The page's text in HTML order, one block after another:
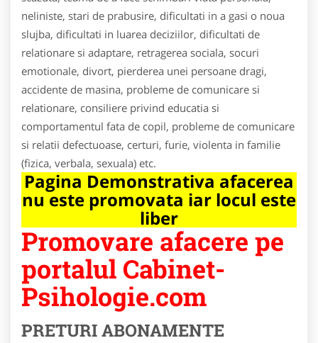
neliniste, stari de prabusire, dificultati in a gasi o noua
slujba, dificultati in luarea deciziilor, dificultati de
relationare si adaptare, retragerea sociala, socuri
emotionale, divort, pierderea unei persoane dragi,
accidente de masina, probleme de comunicare si
relationare, consiliere privind educatia si
comportamentul fata de copil, probleme de comunicare
si relatii defectuoase, certuri, furie, violenta in familie
(fizica, verbala, sexuala) etc.
Pagina Demonstrativa afacerea
nu este promovata iar locul este
liber
Promovare afacere pe
portalul Cabinet-
Psihologie.com
PRETURI ABONAMENTE